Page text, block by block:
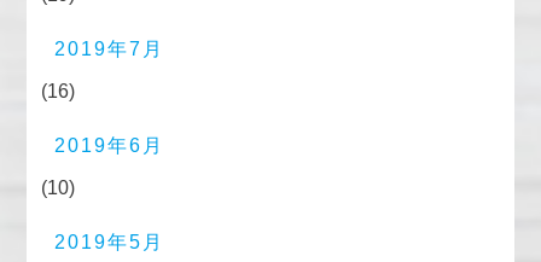
2019年7月
(16)
2019年6月
(10)
2019年5月